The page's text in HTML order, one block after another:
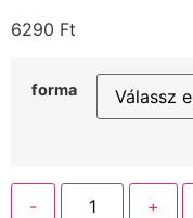
6290 Ft
forma
- +